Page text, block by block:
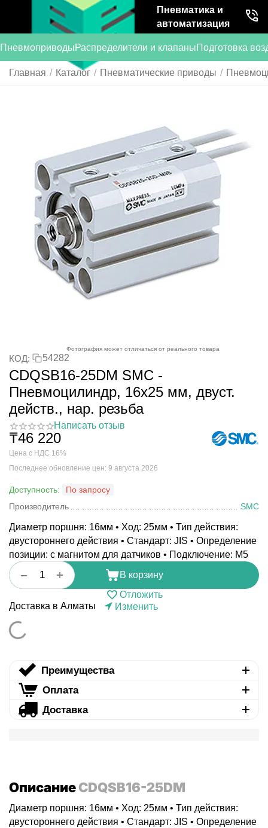
Пневматика и
автоматизация
ПневмоприводыРаспределители и клапаныПодготовка
Главная / Каталог / Пневматические приводы /
Фотография может отличаться от реального товара
КОД: 54282
CDQSB16-25DM SMC -
Пневмоцилиндр, 16x25 мм, двуст.
действ., нар. резьба
Написать отзыв
₸46 220
Цена с НДС 16%
Последнее обновление цен: 9 августа 2026
Доступность:
По запросу
Производитель
SMC
Диаметр поршня: 16мм • Ход: 25мм • Тип действия:
двустороннего действия • Стандарт: JIS • Определение
позиции: с магнитом для датчиков • Подключение: M5
+
−
В корзину
Отложить
Доставка в Алматы
Изменить
Преимущества
Оплата
Доставка
ОписаниеCDQSB16-25DM
Диаметр поршня: 16мм • Ход: 25мм • Тип действия:
двустороннего действия • Стандарт: JIS • Определение